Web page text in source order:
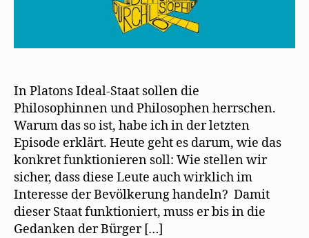
In Platons Ideal-Staat sollen die
Philosophinnen und Philosophen herrschen.
Warum das so ist, habe ich in der letzten
Episode erklärt. Heute geht es darum, wie das
konkret funktionieren soll: Wie stellen wir
sicher, dass diese Leute auch wirklich im
Interesse der Bevölkerung handeln? Damit
dieser Staat funktioniert, muss er bis in die
Gedanken der Bürger […]